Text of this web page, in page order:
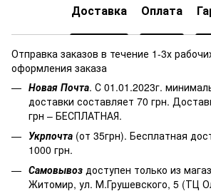
Доставка Оплата
Отправка заказов в течение 1-3х
оформления заказа
Новая Почта. С 01.01.2023г.
доставки составляет 70 грн.
грн – БЕСПЛАТНАЯ.
Укрпочта (от 35грн). Бесплатная
1000 грн.
Самовывоз доступен только из
Житомир, ул. М.Грушевского, 5 (ТЦ